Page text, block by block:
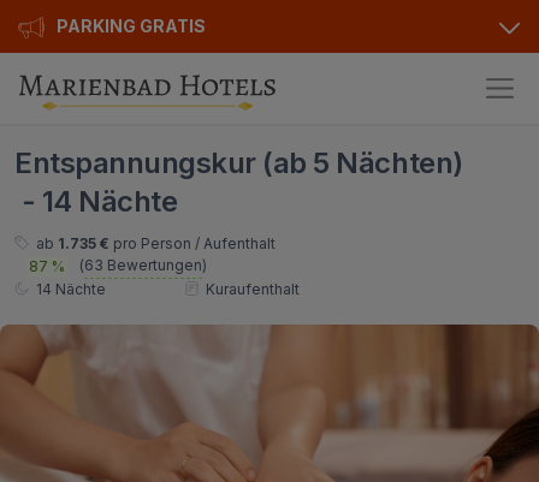
PARKING GRATIS
Hotels
Alle Hotels
Kurhotels
Golfhotels
Ensana Hotels
Orea Hotels
Angebote
Geschenkgutscheine
Bonusse
Sonderangebot
Kontakt
Entspannungskur (ab 5 Nächten)
- 14 Nächte
ab 1.735 € pro Person / Aufenthalt
87 %
(63 Bewertungen)
14 Nächte
Kuraufenthalt